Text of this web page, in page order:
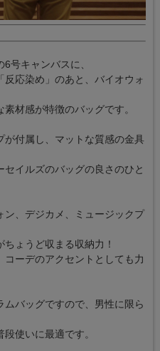
号キャンバスに、
応染め」のあと、バイオウォ
材感が特徴のバッグです。
が付属し、マットな質感の金具
イルズのバッグの良さのひと
、デジカメ、ミュージックプ
ょうど収まる収納力！
ーデのアクセントとしても力
バッグですので、男性に限ら
使いに最適です。